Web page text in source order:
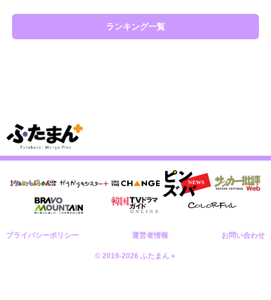
ランキング一覧
プライバシーポリシー 運営者情報 お問い合わせ
© 2019-2026 ふたまん＋